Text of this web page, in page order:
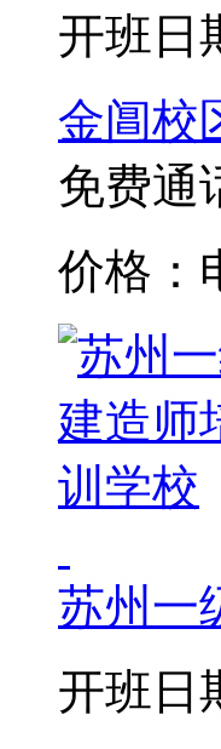
开班日
金阊校
免费通
价格：
苏州一
开班日